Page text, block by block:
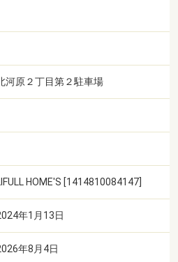
河原２丁目第２駐車場
HOME'S [1414810084147]
年1月13日
年8月4日